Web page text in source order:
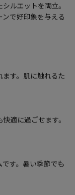
ルエットを両立。
で好印象を与える
す。肌に触れるた
適に過ごせます。
す。暑い季節でも